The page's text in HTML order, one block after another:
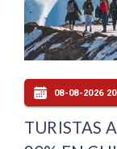
08-08-2026
TURISTAS